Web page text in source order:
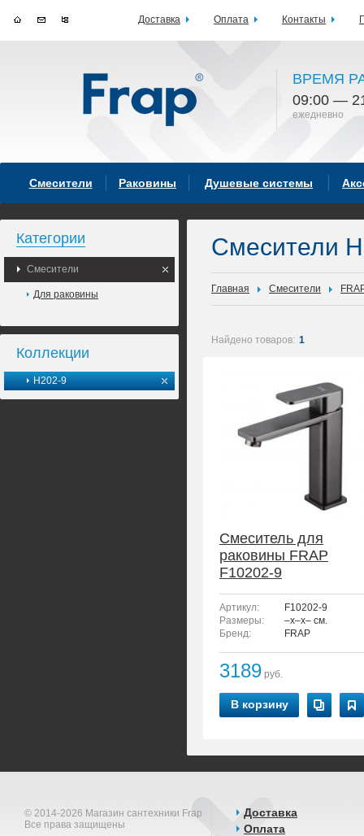
ВРЕМЯ
09:00 —
ежедневно
Смесители Раковины Душевые системы
Категории
Смесители
Для раковины
Коллекции
H202-9
Смесители
Главная Смесители
Найдено товаров: 1
Смеситель для
раковины FRAP
F10202-9
Артикул:
F10202-9
Размеры:
–x–x– см.
Бренд:
FRAP
3189 руб.
В корзину
© 2014-2026 Магазин сантехники Frap
Все права защищены
Доставка
Оплата
Доставка Оплата Контакты